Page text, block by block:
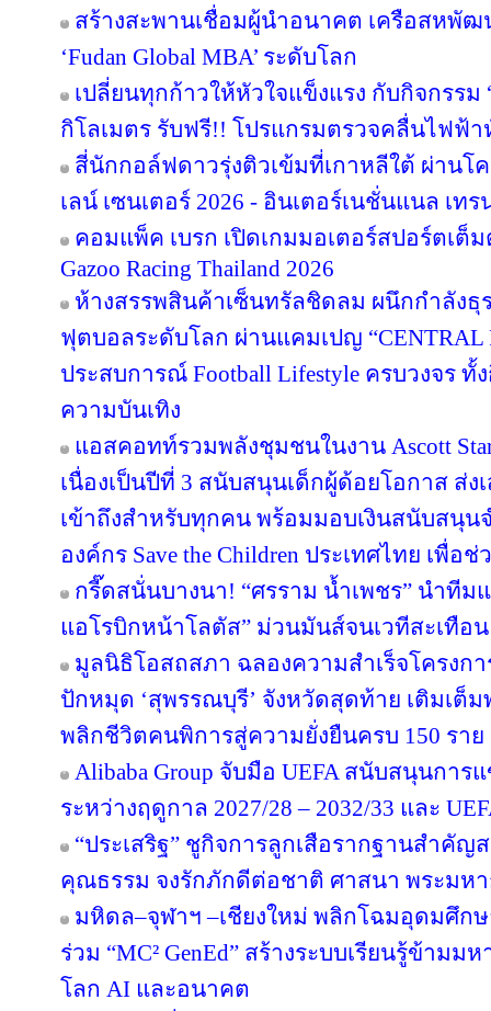
สร้างสะพานเชื่อมผู้นำอนาคต เครือสหพั
‘Fudan Global MBA’ ระดับโลก
เปลี่ยนทุกก้าวให้หัวใจแข็งแรง กับกิจกรรม
กิโลเมตร รับฟรี!! โปรแกรมตรวจคลื่นไฟฟ้า
สี่นักกอล์ฟดาวรุ่งติวเข้มที่เกาหลีใต้ ผ่านโค
เลน์ เซนเตอร์ 2026 - อินเตอร์เนชั่นแนล เท
คอมแพ็ค เบรก เปิดเกมมอเตอร์สปอร์ตเต็
Gazoo Racing Thailand 2026
ห้างสรรพสินค้าเซ็นทรัลชิดลม ผนึกกำลังธุ
ฟุตบอลระดับโลก ผ่านแคมเปญ “CENTRAL
ประสบการณ์ Football Lifestyle ครบวงจร
ความบันเทิง
แอสคอทท์รวมพลังชุมชนในงาน Ascott Star
เนื่องเป็นปีที่ 3 สนับสนุนเด็กผู้ด้อยโอกาส ส่
เข้าถึงสำหรับทุกคน พร้อมมอบเงินสนับสนุน
องค์กร Save the Children ประเทศไทย เพื่อ
กรี๊ดสนั่นบางนา! “ศรราม น้ำเพชร” นำทีม
แอโรบิกหน้าโลตัส” ม่วนมันส์จนเวทีสะเทือน
มูลนิธิโอสถสภา ฉลองความสำเร็จโครงก
ปักหมุด ‘สุพรรณบุรี’ จังหวัดสุดท้าย เติมเต็
พลิกชีวิตคนพิการสู่ความยั่งยืนครบ 150 ราย
Alibaba Group จับมือ UEFA สนับสนุนกา
ระหว่างฤดูกาล 2027/28 – 2032/33 และ
“ประเสริฐ” ชูกิจการลูกเสือรากฐานสำคัญ
คุณธรรม จงรักภักดีต่อชาติ ศาสนา พระมห
มหิดล–จุฬาฯ –เชียงใหม่ พลิกโฉมอุดมศึก
ร่วม “MC² GenEd” สร้างระบบเรียนรู้ข้าม
โลก AI และอนาคต